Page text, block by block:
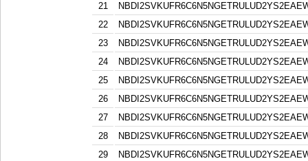
21
22
23
24
25
26
27
28
29